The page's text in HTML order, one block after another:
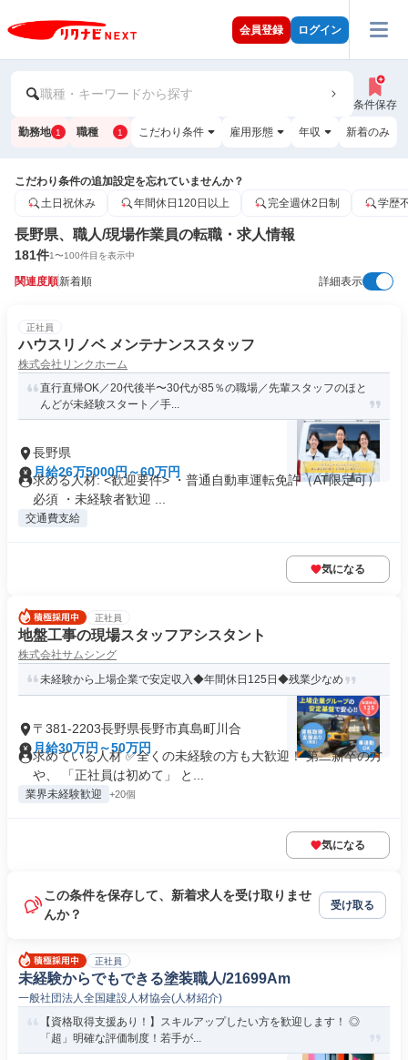
会員登録 ログイン
職種・キーワードから探す
条件保存
勤務地 1 職種 1 こだわり条件 雇用形態 年収 新着のみ
こだわり条件の追加設定を忘れていませんか？
土日祝休み
年間休日120日以上 完全週休2日制 学歴
長野県、職人/現場作業員の転職・求人情報
181件1〜100件目を表示中
関連度順新着順 詳細表示
正社員
ハウスリノベ メンテナンススタッフ
株式会社リンクホーム
直行直帰OK／20代後半〜30代が85％の職場／先輩スタッフのほと
んどが未経験スタート／手...
長野県
月給26万5000円～60万円
求める人材: <歓迎要件> ・普通自動車運転免許（AT限定可）
必須 ・未経験者歓迎 ...
交通費支給
気になる
正社員
地盤工事の現場スタッフアシスタント
株式会社サムシング
未経験から上場企業で安定収入◆年間休日125日◆残業少なめ
〒381-2203長野県長野市真島町川合
月給30万円～50万円
求めている人材 ✅全くの未経験の方も大歓迎！ 第二新卒の方
や、 「正社員は初めて」 と...
業界未経験歓迎 +20個
気になる
この条件を保存して、新着求人を受け取りませ
んか？
受け取る
正社員
未経験からでもできる塗装職人/21699Am
一般社団法人全国建設人材協会(人材紹介)
【資格取得支援あり！】スキルアップしたい方を歓迎します！ ◎
「超」明確な評価制度！若手が...